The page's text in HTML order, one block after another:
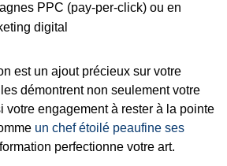
PPC (pay-per-click) ou en
digital
est un ajout précieux sur votre
démontrent non seulement votre
votre engagement à rester à la pointe
un chef étoilé peaufine ses
perfectionne votre art.